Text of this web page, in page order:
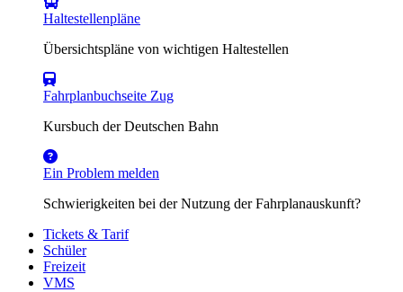
Haltestellenpläne
Übersichtspläne von wichtigen Haltestellen
Fahrplanbuchseite Zug
Kursbuch der Deutschen Bahn
Ein Problem melden
Schwierigkeiten bei der Nutzung der Fahrplanauskunft?
Tickets & Tarif
Schüler
Freizeit
VMS